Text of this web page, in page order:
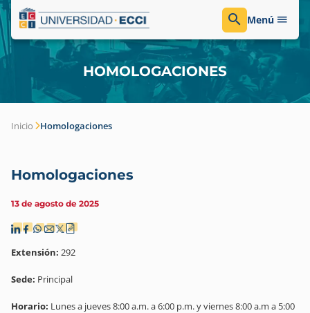
Menú
HOMOLOGACIONES
Inicio Homologaciones
Homologaciones
13 de agosto de 2025
Extensión: 292
Sede: Principal
Horario: Lunes a jueves 8:00 a.m. a 6:00 p.m. y viernes 8:00 a.m a 5:00